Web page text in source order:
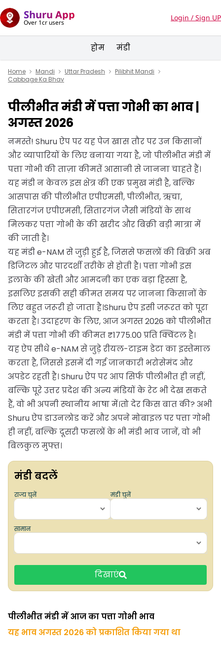
Shuru App
Over 1cr users
Login / Sign UP
होम मंडी
Home Mandi Uttar Pradesh
Pilibhit Mandi
Cabbage Ka Bhav
पीलीभीत मंडी में पत्ता गोभी का भाव |
अगस्त 2026
नमस्ते! Shuru ऐप पर यह पेज खास तौर पर उन किसानों
और व्यापारियों के लिए बनाया गया है, जो पीलीभीत मंडी में
पत्ता गोभी की ताज़ा कीमतें आसानी से जानना चाहते हैं।
यह मंडी न केवल इस क्षेत्र की एक प्रमुख मंडी है, बल्कि
आसपास की पीलीभीत एपीएमसी, पीलीभीत, ऋचा,
सितारगंज एपीएमसी, सितारगंज जैसी मंडियों के साथ
मिलकर पत्ता गोभी के की खरीद और बिक्री बड़ी मात्रा में
की जाती है।
यह मंडी e-NAM से जुड़ी हुई है, जिससे फसलों की बिक्री अब
डिजिटल और पारदर्शी तरीके से होती है। पत्ता गोभी इस
इलाके की खेती और आमदनी का एक बड़ा हिस्सा है,
इसलिए इसकी सही कीमत समय पर जानना किसानों के
लिए बहुत जरूरी हो जाता है।Shuru ऐप इसी जरूरत को पूरा
करता है। उदाहरण के लिए, आज अगस्त 2026 को पीलीभीत
मंडी में पत्ता गोभी की कीमत ₹1775.00 प्रति क्विंटल है।
यह ऐप सीधे e-NAM से जुड़े रीयल-टाइम डेटा का इस्तेमाल
करता है, जिससे इसमें दी गई जानकारी भरोसेमंद और
अपडेट रहती है। Shuru ऐप पर आप सिर्फ पीलीभीत ही नहीं,
बल्कि पूरे उत्तर प्रदेश की अन्य मंडियों के रेट भी देख सकते
हैं, वो भी अपनी स्थानीय भाषा में।तो देर किस बात की? अभी
Shuru ऐप डाउनलोड करें और अपने मोबाइल पर पत्ता गोभी
ही नहीं, बल्कि दूसरी फसलों के भी मंडी भाव जानें, वो भी
बिलकुल मुफ्त।
मंडी बदलें
राज्य चुनें मंडी चुनें
सामान
दिखाएं
पीलीभीत मंडी में आज का पत्ता गोभी भाव
यह भाव अगस्त 2026 को प्रकाशित किया गया था